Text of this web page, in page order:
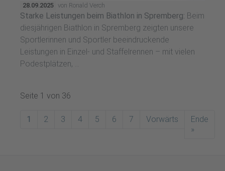
28.09.2025 von Ronald Verch
Starke Leistungen beim Biathlon in Spremberg: Beim
diesjährigen Biathlon in Spremberg zeigten unsere
Sportlerinnen und Sportler beeindruckende
Leistungen in Einzel- und Staffelrennen – mit vielen
Podestplätzen, ...
Seite 1 von 36
1 2 3 4 5 6 7 Vorwärts
Ende
»